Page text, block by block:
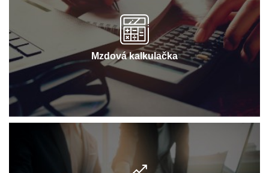
Mzdová kalkulačka